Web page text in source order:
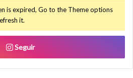
is expired, Go to the Theme options
it.
Seguir